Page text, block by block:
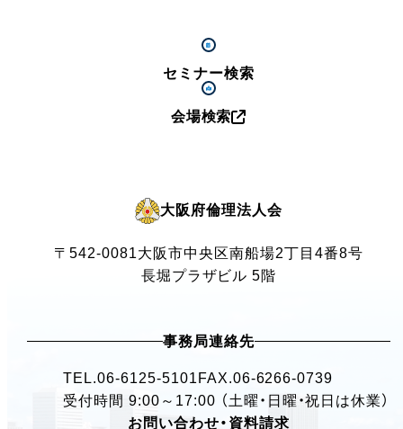
セミナー検索
会場検索
大阪府倫理法人会
〒542-0081大阪市中央区南船場2丁目4番8号
長堀プラザビル 5階
事務局連絡先
TEL.06-6125-5101 FAX.06-6266-0739
受付時間 9:00～17:00 （土曜・日曜・祝日は休業）
お問い合わせ・資料請求